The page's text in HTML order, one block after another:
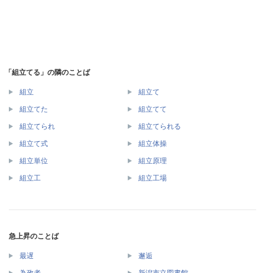
「組立てる」の隣のことば
組立 組立て
組立てた 組立てて
組立てられ 組立てられる
組立て式 組立体操
組立単位 組立原理
組立工 組立工場
急上昇のことば
最遅 邂逅